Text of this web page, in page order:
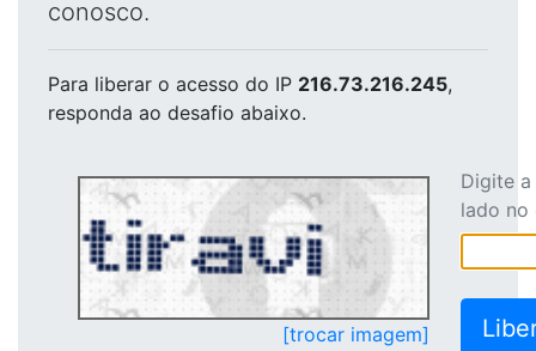
conosco.
Para liberar o acesso do IP 216.73.216.245,
responda ao desafio abaixo.
[trocar imagem]
Digite
lado no